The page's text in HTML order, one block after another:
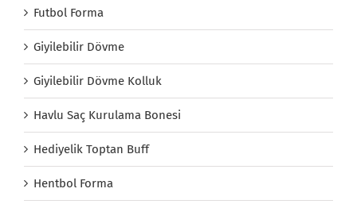
Futbol Forma
Giyilebilir Dövme
Giyilebilir Dövme Kolluk
Havlu Saç Kurulama Bonesi
Hediyelik Toptan Buff
Hentbol Forma